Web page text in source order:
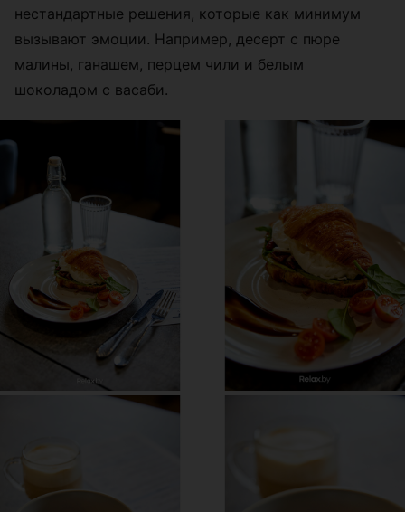
нестандартные решения, которые как минимум
вызывают эмоции. Например, десерт с пюре
малины, ганашем, перцем чили и белым
шоколадом с васаби.